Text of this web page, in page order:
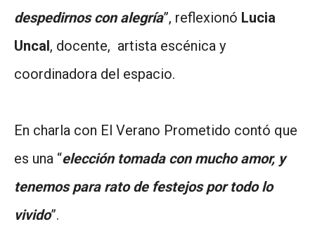
despedirnos con alegría”, reflexionó Lucia
Uncal, docente, artista escénica y
coordinadora del espacio.
En charla con El Verano Prometido contó que
es una “elección tomada con mucho amor, y
tenemos para rato de festejos por todo lo
vivido”.